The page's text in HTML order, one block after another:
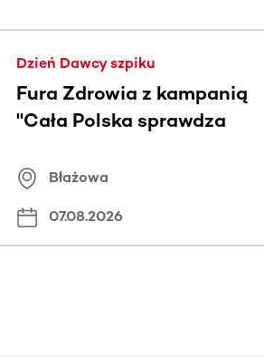
w poziomie. Użyj klawisza
Dzień Dawcy szpiku
Fura Zdrowia z kampanią
"Cała Polska sprawdza
Błażowa
07.08.2026